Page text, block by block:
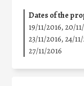
Dates of the
19/11/2016, 20/
23/11/2016, 24/
27/11/2016